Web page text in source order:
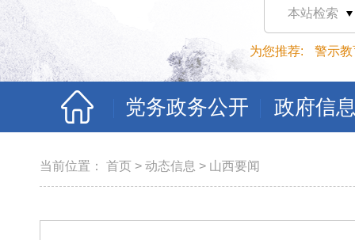
本站检索
为您推荐: 警示教
党务政务公开 政府信
当前位置： 首页 > 动态信息 > 山西要闻